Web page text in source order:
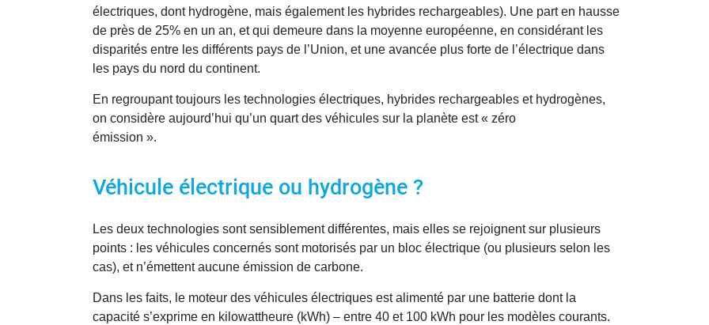
électriques, dont hydrogène, mais également les hybrides rechargeables). Une part en hausse
de près de 25% en un an, et qui demeure dans la moyenne européenne, en considérant les
disparités entre les différents pays de l’Union, et une avancée plus forte de l’électrique dans
les pays du nord du continent.
En regroupant toujours les technologies électriques, hybrides rechargeables et hydrogènes,
on considère aujourd’hui qu’un quart des véhicules sur la planète est « zéro
émission ».
Véhicule électrique ou hydrogène ?
Les deux technologies sont sensiblement différentes, mais elles se rejoignent sur plusieurs
points : les véhicules concernés sont motorisés par un bloc électrique (ou plusieurs selon les
cas), et n’émettent aucune émission de carbone.
Dans les faits, le moteur des véhicules électriques est alimenté par une batterie dont la
capacité s’exprime en kilowattheure (kWh) – entre 40 et 100 kWh pour les modèles courants.